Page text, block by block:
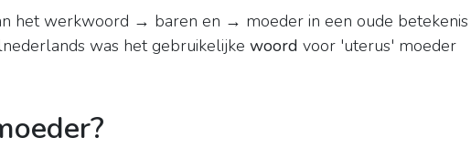
het werkwoord → baren en → moeder in een oude betekenis
was het gebruikelijke woord voor 'uterus' moeder